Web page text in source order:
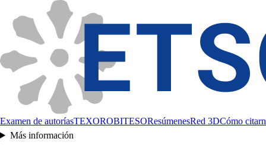
Examen de autoríasTEXOROBITESOResúmenesRed 3DCómo
Más información